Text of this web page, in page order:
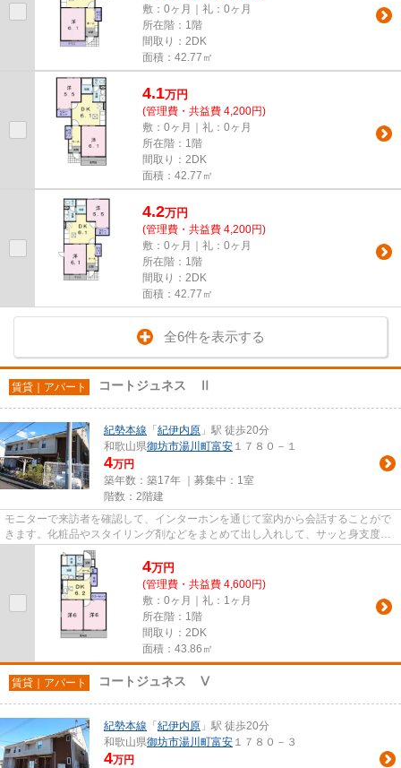
敷：0ヶ月｜礼：0ヶ月
所在階：1階
間取り：2DK
面積：42.77㎡
4.1万円
(管理費・共益費 4,200円)
敷：0ヶ月｜礼：0ヶ月
所在階：1階
間取り：2DK
面積：42.77㎡
4.2万円
(管理費・共益費 4,200円)
敷：0ヶ月｜礼：0ヶ月
所在階：1階
間取り：2DK
面積：42.77㎡
全6件を表示する
賃貸｜アパート コートジュネス Ⅱ
紀勢本線 「 紀伊内原 」駅 徒歩20分
和歌山県御坊市湯川町富安 １７８０－１
4万円
築年数：築17年 ｜募集中： 1室
階数：2階建
モニターで来訪者を確認して、インターホンを通じて室内から会話することがで
きます。化粧品やスタイリング剤などをまとめて出し入れして、サッと身支度を
整えられる独立洗面台があり...
4万円
(管理費・共益費 4,600円)
敷：0ヶ月｜礼：1ヶ月
所在階：1階
間取り：2DK
面積：43.86㎡
賃貸｜アパート コートジュネス Ⅴ
紀勢本線 「 紀伊内原 」駅 徒歩20分
和歌山県御坊市湯川町富安 １７８０－３
4万円